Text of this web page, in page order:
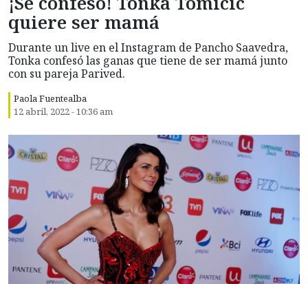
quiere ser mamá
Durante un live en el Instagram de Pancho Saavedra,
Tonka confesó las ganas que tiene de ser mamá junto
con su pareja Parived.
Paola Fuentealba
12 abril, 2022 - 10:36 am